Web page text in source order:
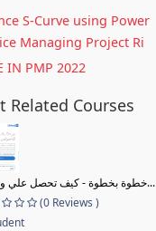
S-Curve using Power
Managing Project Ri
IN PMP 2022
Related Courses
خطوة بخطوة - كيف تحصل علي وظيف...
(0 Reviews )